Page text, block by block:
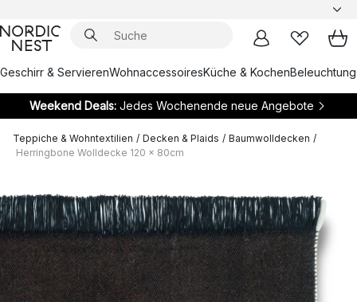
Geschirr & ServierenWohnaccessoiresKüche & KochenBeleuchtung
Weekend Deals:Jedes Wochenende neue Angebote
Teppiche & Wohntextilien / Decken & Plaids / Baumwolldecken /
Herringbone Wolldecke 120 x 80cm